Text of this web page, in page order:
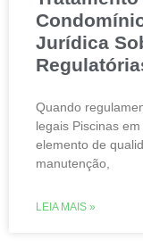
Jurídica
Quando
legais Piscinas
elemento de
manutenção,
LEIA MAIS »